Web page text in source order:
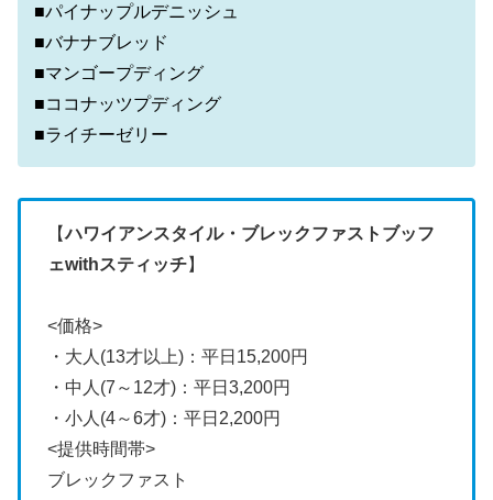
■パイナップルデニッシュ
■バナナブレッド
■マンゴープディング
■ココナッツプディング
■ライチーゼリー
【ハワイアンスタイル・ブレックファストブッフ
ェwithスティッチ】
<価格>
・大人(13才以上)：平日15,200円
・中人(7～12才)：平日3,200円
・小人(4～6才)：平日2,200円
<提供時間帯>
ブレックファスト